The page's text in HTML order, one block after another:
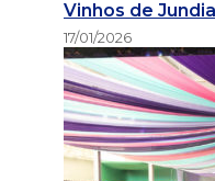
Vinhos de
17/01/2026